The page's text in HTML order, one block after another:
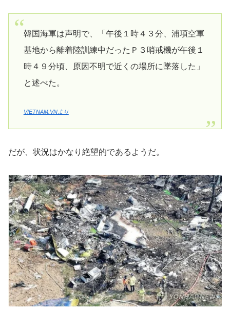
韓国海軍は声明で、「午後１時４３分、浦項空軍
基地から離着陸訓練中だったＰ３哨戒機が午後１
時４９分頃、原因不明で近くの場所に墜落した」
と述べた。
VIETNAM.VNより
だが、状況はかなり絶望的であるようだ。